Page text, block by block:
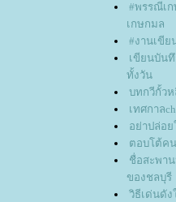
#พรรณีเ
เกษกมล
#งานเขี
เขียนบัน
ทั้งวัน
บทกวีกั้วห
เทศกาล
อย่าปล่อ
ตอบโต้ค
ชื่อสะพา
ของชลบุรี
วิธีเด่นดั